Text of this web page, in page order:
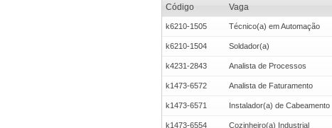
Código Vaga
k6210-1505 Técnico(a) em Automação
k6210-1504 Soldador(a)
k4231-2843 Analista de Processos
k1473-6572 Analista de Faturamento
k1473-6571 Instalador(a) de Cabeamento
k1473-6554 Cozinheiro(a) Industrial